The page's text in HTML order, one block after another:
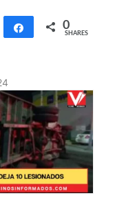
Share 0
SHARES